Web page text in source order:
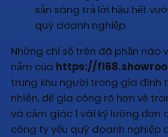
sẵn sàng trả lời hầu hết
quý doanh nghiệp.
Những chỉ số trên đã phần nào
nắm của https://
trung khu người trong gia đình
nhiên, để gia công rõ hơn về
và cảm giác 1 vài kỹ lưỡng đơn
công ty yếu quý doanh nghiệp